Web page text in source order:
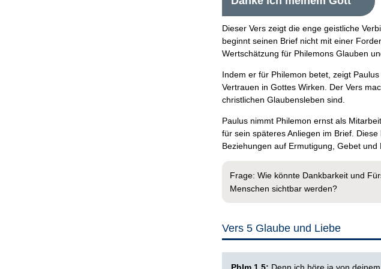
Dieser Vers zeigt die enge geistliche
beginnt seinen Brief nicht mit einer
Wertschätzung für Philemons Glauben
Indem er für Philemon betet, zeigt
Vertrauen in Gottes Wirken. Der Vers
christlichen Glaubensleben sind.
Paulus nimmt Philemon ernst als
für sein späteres Anliegen im Brief.
Beziehungen auf Ermutigung, Gebet und
Frage: Wie könnte Dankbarkeit und
Menschen sichtbar werden?
Vers 5 Glaube und Liebe